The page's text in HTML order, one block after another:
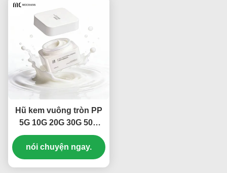
cho thú cưng với
muỗng đo ((MC-P-550-1)
Hũ kem vuông tròn PP
5G 10G 20G 30G 50G
Bao bì mỹ phẩm cấp
thực phẩm (MC-P-547)
nói chuyện ngay.